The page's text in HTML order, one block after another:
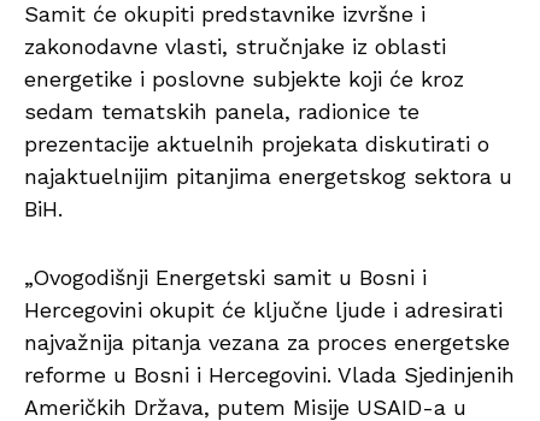
Samit će okupiti predstavnike izvršne i
zakonodavne vlasti, stručnjake iz oblasti
energetike i poslovne subjekte koji će kroz
sedam tematskih panela, radionice te
prezentacije aktuelnih projekata diskutirati o
najaktuelnijim pitanjima energetskog sektora u
BiH.
„Ovogodišnji Energetski samit u Bosni i
Hercegovini okupit će ključne ljude i adresirati
najvažnija pitanja vezana za proces energetske
reforme u Bosni i Hercegovini. Vlada Sjedinjenih
Američkih Država, putem Misije USAID-a u